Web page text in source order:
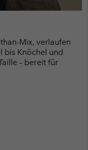
Mix, verlaufen
bis Knöchel und
– bereit für